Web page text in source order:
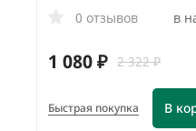
0 отзывов
в
1 080 ₽ 2 322 ₽
В
Быстрая покупка